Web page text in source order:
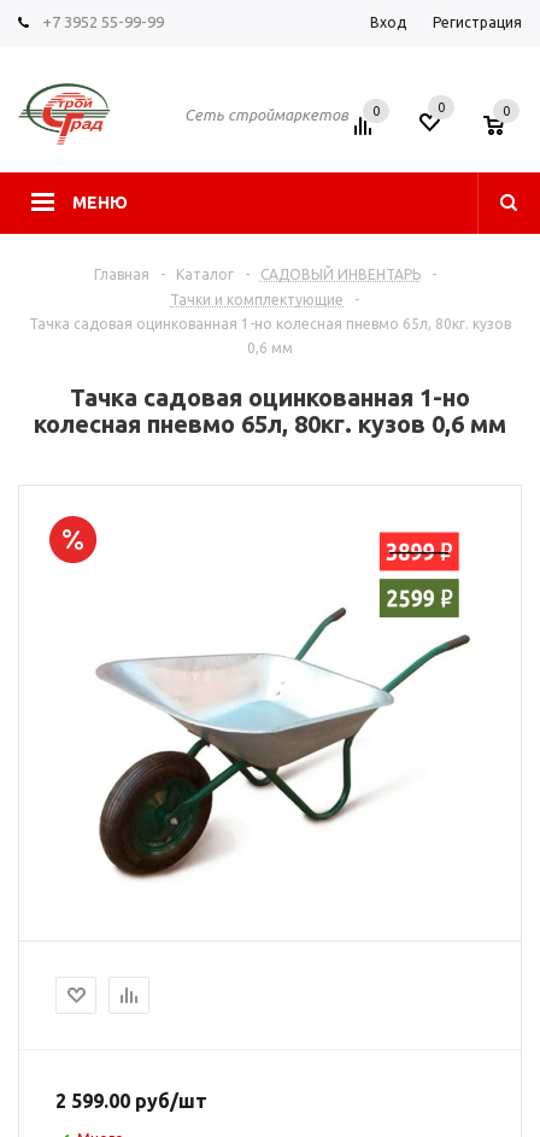
+7 3952 55-99-99 Вход Регистрация
Сеть строймаркетов
МЕНЮ
0 0 0
Главная - Каталог - САДОВЫЙ ИНВЕНТАРЬ
-
Тачки и комплектующие
-
Тачка садовая оцинкованная 1-но колесная пневмо 65л, 80кг. кузов
0,6 мм
Тачка садовая оцинкованная 1-но
колесная пневмо 65л, 80кг. кузов 0,6 мм
2 599.00 руб/шт